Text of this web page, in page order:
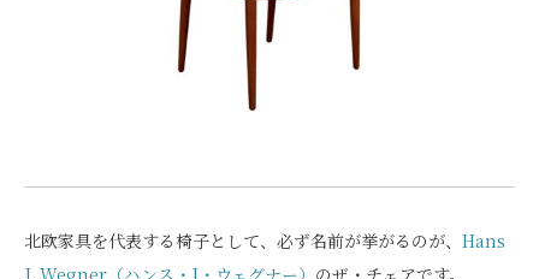
北欧家具を代表する椅子として、必ず名前が挙がるのが、 Hans
J. Wegner（ハンス・J・ウェグナー） のザ・チェアです。